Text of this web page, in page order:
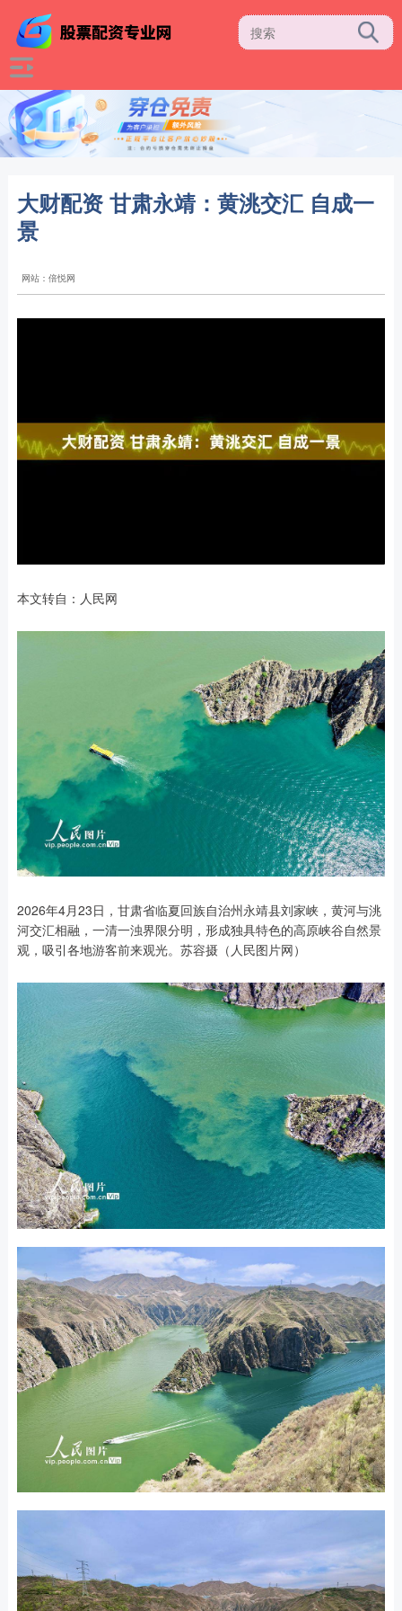
大财配资 甘肃永靖：黄洮交汇 自成一
景
网站：倍悦网
本文转自：人民网
2026年4月23日，甘肃省临夏回族自治州永靖县刘家峡，黄河与洮
河交汇相融，一清一浊界限分明，形成独具特色的高原峡谷自然景
观，吸引各地游客前来观光。苏容摄（人民图片网）